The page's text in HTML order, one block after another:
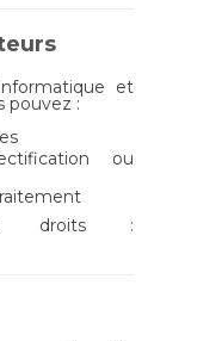
et
pouvez :
ou
droits :